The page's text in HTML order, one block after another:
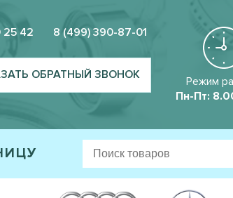
25 42 8 (499) 390-87-01
ОБРАТНЫЙ ЗВОНОК
Режим
Пн-Пт: